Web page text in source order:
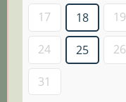
17 18 19
24 25 26
31